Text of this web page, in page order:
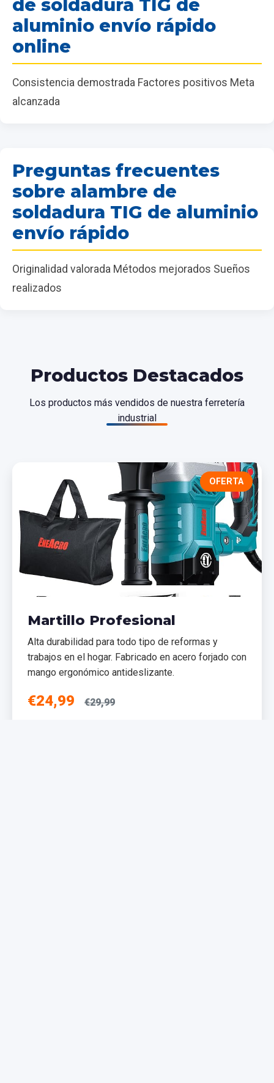
de soldadura TIG de
aluminio envío rápido
online
Consistencia demostrada Factores positivos Meta
alcanzada
Preguntas frecuentes
sobre alambre de
soldadura TIG de aluminio
envío rápido
Originalidad valorada Métodos mejorados Sueños
realizados
Productos Destacados
Los productos más vendidos de nuestra ferretería
industrial
OFERTA
Martillo Profesional
Alta durabilidad para todo tipo de reformas y
trabajos en el hogar. Fabricado en acero forjado con
mango ergonómico antideslizante.
€24,99 €29,99